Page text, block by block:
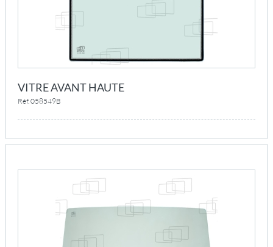
VITRE AVANT HAUTE
Réf. 058549B